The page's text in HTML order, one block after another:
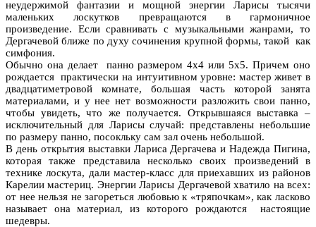
неудержимой фантазии и мощной энергии Ларисы тысячи
маленьких лоскутков превращаются в гармоничное
произведение. Если сравнивать с музыкальными жанрами, то
Дергачевой ближе по духу сочинения крупной формы, такой как
симфония.
Обычно она делает панно размером 4х4 или 5х5. Причем оно
рождается практически на интуитивном уровне: мастер живет в
двадцатиметровой комнате, большая часть которой занята
материалами, и у нее нет возможности разложить свои панно,
чтобы увидеть, что же получается. Открывшаяся выставка –
исключительный для Ларисы случай: представлены небольшие
по размеру панно, посокльку сам зал очень небольшой.
В день открытия выставки Лариса Дергачева и Надежда Пигина,
которая также представила несколько своих произведений в
технике лоскута, дали мастер-класс для приехавших из районов
Карелии мастериц. Энергии Ларисы Дергачевой хватило на всех:
от нее нельзя не загореться любовью к «тряпочкам», как ласково
называет она материал, из которого рождаются настоящие
шедевры.